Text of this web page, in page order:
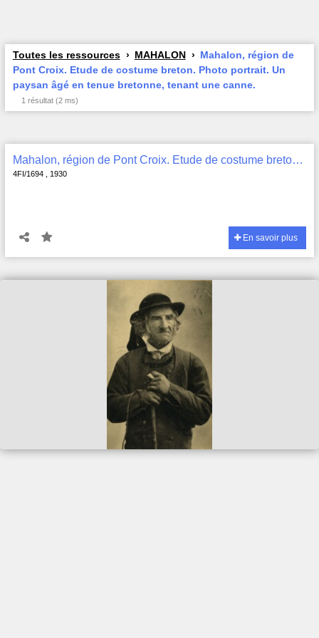
Toutes les ressources MAHALON
Mahalon, région de
Pont Croix. Etude de costume breton. Photo portrait. Un
paysan âgé en tenue bretonne, tenant une canne.
1 résultat (2 ms)
Mahalon, région de Pont Croix. Etude de costume breton. Photo portrait. Un paysan âgé en tenue bretonne, tenant une canne. , 4FI/1694
4FI/1694 , 1930
En savoir plus